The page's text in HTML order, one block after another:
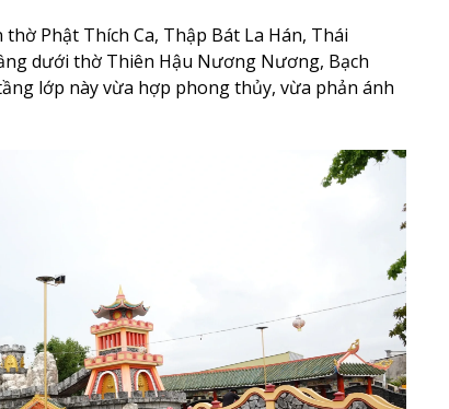
Phật Thích Ca, Thập Bát La Hán, Thái
dưới thờ Thiên Hậu Nương Nương, Bạch
lớp này vừa hợp phong thủy, vừa phản ánh